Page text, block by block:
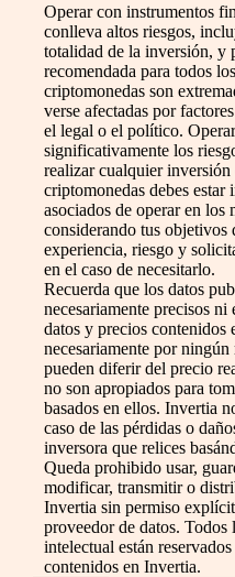
Operar con instrumentos
conlleva altos riesgos,
totalidad de la inversión, y
recomendada para todos
criptomonedas son
verse afectadas por
el legal o el político.
significativamente los
realizar cualquier
criptomonedas debes estar
asociados de operar en los
considerando tus
experiencia, riesgo y
en el caso de necesitarlo.
Recuerda que los datos
necesariamente precisos
datos y precios contenidos
necesariamente por
pueden diferir del precio
no son apropiados para
basados en ellos. Invertia
caso de las pérdidas o
inversora que relices
Queda prohibido usar,
modificar, transmitir o
Invertia sin permiso
proveedor de datos. Todos
intelectual están
contenidos en Invertia.